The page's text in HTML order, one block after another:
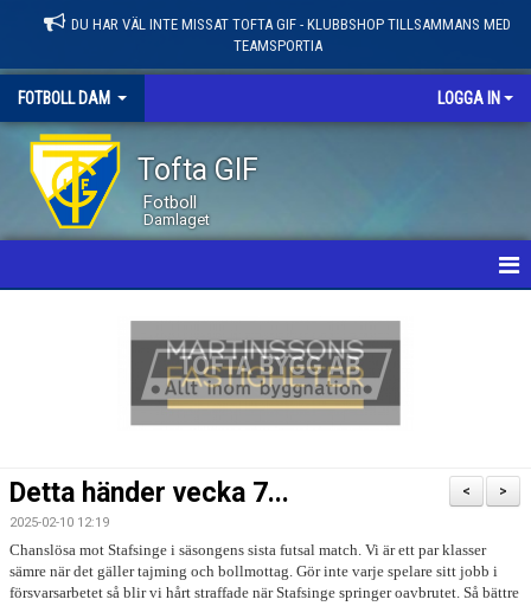
DU HAR VÄL INTE MISSAT TOFTA GIF - KLUBBSHOP TILLSAMMANS MED
TEAMSPORTIA
FOTBOLL DAM LOGGA IN
Tofta GIF
Fotboll
Damlaget
LEDARE / TRUPP
BILDGALLERI
>
<
Detta händer vecka 7...
2025-02-10 12:19
Chanslösa mot Stafsinge i säsongens sista futsal match. Vi är ett par klasser
sämre när det gäller tajming och bollmottag. Gör inte varje spelare sitt jobb i
försvarsarbetet så blir vi hårt straffade när Stafsinge springer oavbrutet. Så bättre